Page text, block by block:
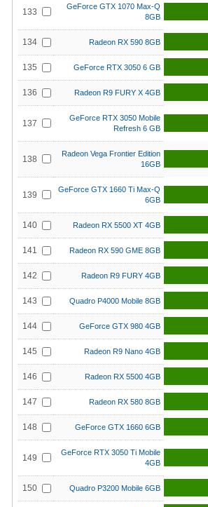
133
GeForce GTX 1070 Max-Q
8GB
134 Radeon RX 590 8GB
135 GeForce RTX 3050 6 GB
136 Radeon R9 FURY X 4GB
137
GeForce RTX 3050 Mobile
Refresh 6 GB
138
Radeon Vega Frontier Edition
16GB
139
GeForce GTX 1660 Ti Max-Q
6GB
140 Radeon RX 5500 XT 4GB
141 Radeon RX 590 GME 8GB
142 Radeon R9 FURY 4GB
143 Quadro P4000 Mobile 8GB
144 GeForce GTX 980 4GB
145 Radeon R9 Nano 4GB
146 Radeon RX 5500 4GB
147 Radeon RX 580 8GB
148 GeForce GTX 1660 6GB
149
GeForce RTX 3050 Ti Mobile
4GB
150 Quadro P3200 Mobile 6GB